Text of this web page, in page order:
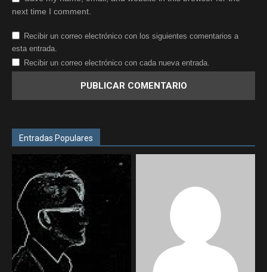
next time I comment.
Recibir un correo electrónico con los siguientes comentarios a
esta entrada.
Recibir un correo electrónico con cada nueva entrada.
Entradas Populares